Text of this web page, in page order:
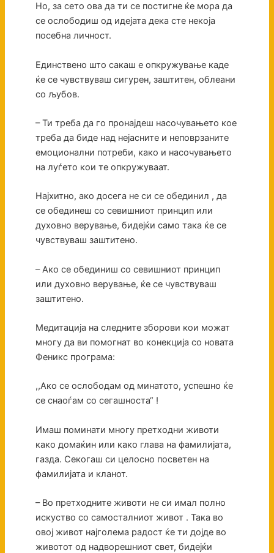
Но, за сето ова да ти се постигне ќе мора да
се ослободиш од идејата дека сте некоја
посебна личност.
Единствено што сакаш е опкружување каде
ќе се чувствуваш сигурен, заштитен, облеани
со љубов.
– Ти треба да го пронајдеш насочувањето кое
треба да биде над нејасните и неповрзаните
емоционални потреби, како и насочувањето
на луѓето кои те опкружуваат.
Најхитно, ако досега не си се обединил , да
се обединеш со севишниот принцип или
духовно верување, бидејќи само така ќе се
чувствуваш заштитено.
– Ако се обединиш со севишниот принцип
или духовно верување, ќе се чувствуваш
заштитено.
Медитација на следните зборови кои можат
многу да ви помогнат во конекција со новата
Феникс програма:
,,Ако се ослободам од минатото, успешно ќе
се снаоѓам со сегашноста“ !
Имаш поминати многу претходни животи
како домаќин или како глава на фамилијата,
газда. Секогаш си целосно посветен на
фамилијата и кланот.
– Во претходните животи не си имал полно
искуство со самосталниот живот . Така во
овој живот најголема радост ќе ти дојде во
животот од надворешниот свет, бидејќи